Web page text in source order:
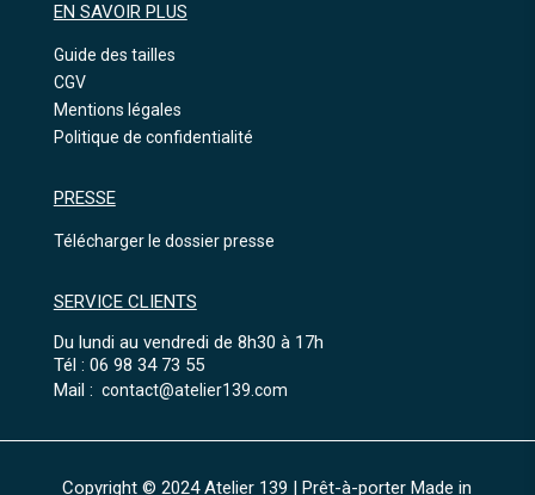
EN SAVOIR PLUS
Guide des tailles
CGV
Mentions légales
Politique de confidentialité
PRESSE
Télécharger le dossier presse
SERVICE CLIENTS
Du lundi au vendredi de 8h30 à 17h
Tél : 06 98 34 73 55
Mail : contact@atelier139.com
Copyright © 2024 Atelier 139 | Prêt-à-porter Made in